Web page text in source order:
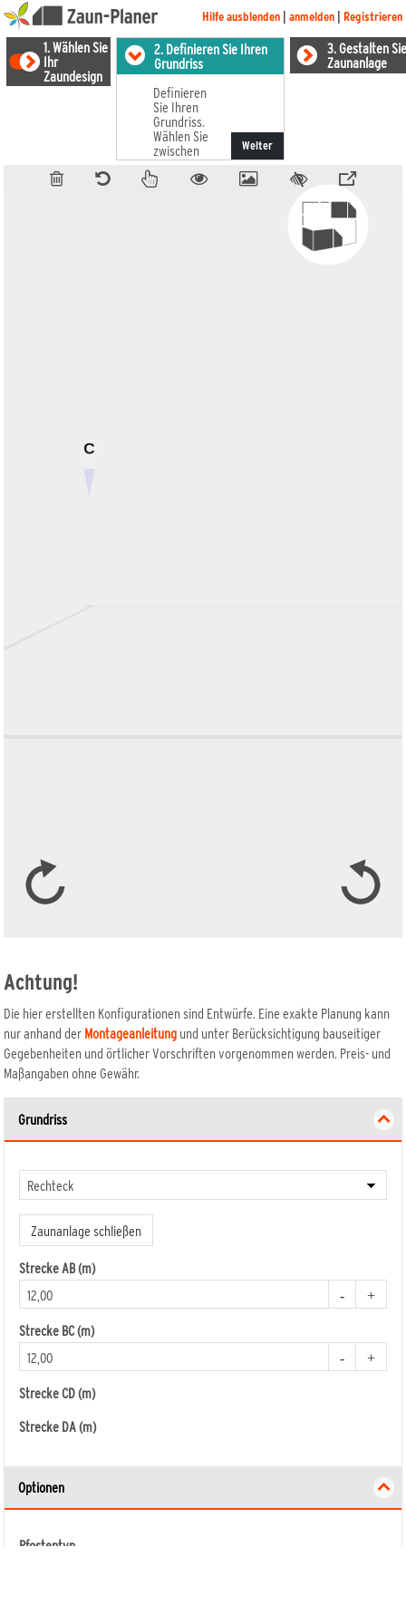
Hilfe ausblenden anmelden Registrieren
1. Wählen Sie
Ihr
Zaundesign
2. Definieren Sie Ihren
Grundriss
Definieren
Sie Ihren
Grundriss.
Wählen Sie
zwischen
Strecke,
Rechteck
und freier
Weiter
3. Gestalten
Zaunanlage
Grundriss
Zaunanlage schließen
Strecke AB (m)
Strecke BC (m)
Strecke CD (m)
Strecke DA (m)
Optionen
Pfostentyp
Erweitern
2576 SYSTEM WPC CLASSIC
2577 SYSTEM WPC CLASSIC Grau/Silber
2143 SYSTEM WPC CLASSIC
2233 SYSTEM WPC CLASSIC
Anthrazit/Silber 178 x 183 cm
Achtung!
Die hier erstellten Konfigurationen sind Entwürfe. Eine exakte Planung kann
nur anhand der Montageanleitung und unter Berücksichtigung bauseitiger
Gegebenheiten und örtlicher Vorschriften vorgenommen werden. Preis- und
Maßangaben ohne Gewähr.